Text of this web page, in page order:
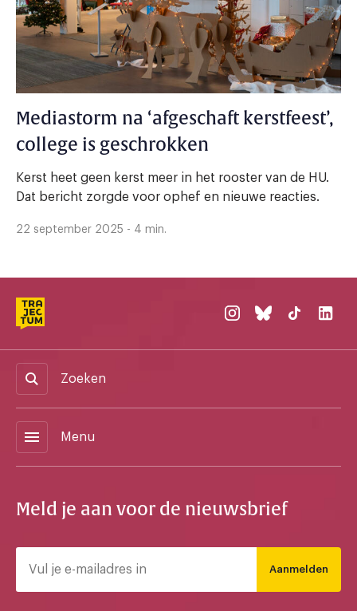
Mediastorm na ‘afgeschaft kerstfeest’,
college is geschrokken
Kerst heet geen kerst meer in het rooster van de HU.
Dat bericht zorgde voor ophef en nieuwe reacties.
22 september 2025 - 4 min.
Zoeken
menu Menu
Meld je aan voor de nieuwsbrief
Aanmelden